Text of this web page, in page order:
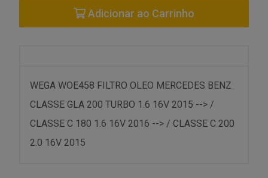
Adicionar ao Carrinho
WEGA WOE458 FILTRO OLEO MERCEDES BENZ
CLASSE GLA 200 TURBO 1.6 16V 2015 --> /
CLASSE C 180 1.6 16V 2016 --> / CLASSE C 200
2.0 16V 2015